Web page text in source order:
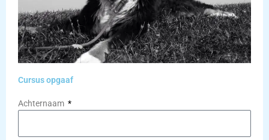
Cursus opgaaf
Achternaam